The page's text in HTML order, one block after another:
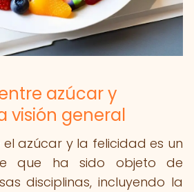
azúcar y
visión general
azúcar y la felicidad es un
que ha sido objeto de
disciplinas, incluyendo la